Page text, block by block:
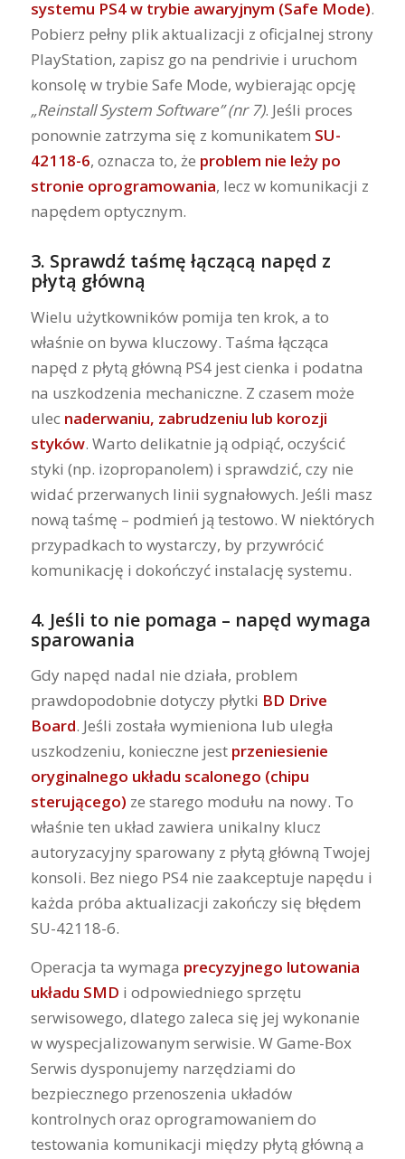
systemu PS4 w trybie awaryjnym (Safe Mode).
Pobierz pełny plik aktualizacji z oficjalnej strony
PlayStation, zapisz go na pendrivie i uruchom
konsolę w trybie Safe Mode, wybierając opcję
„Reinstall System Software” (nr 7). Jeśli proces
ponownie zatrzyma się z komunikatem SU-
42118-6, oznacza to, że problem nie leży po
stronie oprogramowania, lecz w komunikacji z
napędem optycznym.
3. Sprawdź taśmę łączącą napęd z
płytą główną
Wielu użytkowników pomija ten krok, a to
właśnie on bywa kluczowy. Taśma łącząca
napęd z płytą główną PS4 jest cienka i podatna
na uszkodzenia mechaniczne. Z czasem może
ulec naderwaniu, zabrudzeniu lub korozji
styków. Warto delikatnie ją odpiąć, oczyścić
styki (np. izopropanolem) i sprawdzić, czy nie
widać przerwanych linii sygnałowych. Jeśli masz
nową taśmę – podmień ją testowo. W niektórych
przypadkach to wystarczy, by przywrócić
komunikację i dokończyć instalację systemu.
4. Jeśli to nie pomaga – napęd wymaga
sparowania
Gdy napęd nadal nie działa, problem
prawdopodobnie dotyczy płytki BD Drive
Board. Jeśli została wymieniona lub uległa
uszkodzeniu, konieczne jest przeniesienie
oryginalnego układu scalonego (chipu
sterującego) ze starego modułu na nowy. To
właśnie ten układ zawiera unikalny klucz
autoryzacyjny sparowany z płytą główną Twojej
konsoli. Bez niego PS4 nie zaakceptuje napędu i
każda próba aktualizacji zakończy się błędem
SU-42118-6.
Operacja ta wymaga precyzyjnego lutowania
układu SMD i odpowiedniego sprzętu
serwisowego, dlatego zaleca się jej wykonanie
w wyspecjalizowanym serwisie. W Game-Box
Serwis dysponujemy narzędziami do
bezpiecznego przenoszenia układów
kontrolnych oraz oprogramowaniem do
testowania komunikacji między płytą główną a